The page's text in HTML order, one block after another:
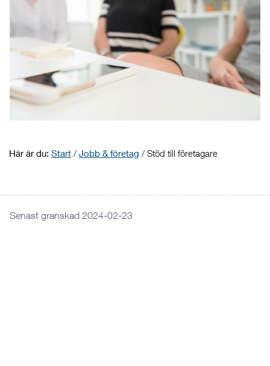
Här är du: Start / Jobb & företag / Stöd till företagare
Senast granskad 2024-02-23